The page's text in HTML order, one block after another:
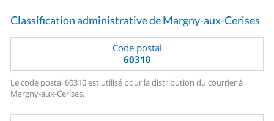
Classification administrative de Margny-aux-Cerises
Code postal
60310
Le code postal 60310 est utilisé pour la distribution du courrier à
Margny-aux-Cerises.